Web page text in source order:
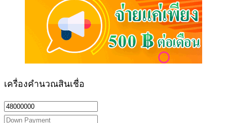
เครื่องคำนวณสินเชื่อ